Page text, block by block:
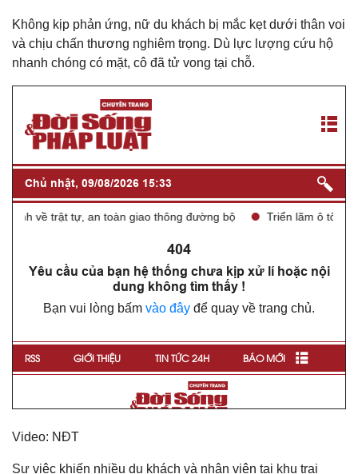
Không kịp phản ứng, nữ du khách bị mắc kẹt dưới thân voi
và chịu chấn thương nghiêm trọng. Dù lực lượng cứu hộ
nhanh chóng có mặt, cô đã tử vong tại chỗ.
Video: NĐT
Sự việc khiến nhiều du khách và nhân viên tại khu trại